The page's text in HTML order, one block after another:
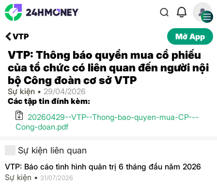
VTP Mở App
VTP: Thông báo quyền mua cổ phiếu
của tổ chức có liên quan đến người nội
bộ Công đoàn cơ sở VTP
Sự kiện • 29/04/2026
Các tập tin đính kèm:
20260429--VTP--Thong-bao-quyen-mua-CP---
Cong-doan.pdf
Sự kiện liên quan
VTP: Báo cáo tình hình quản trị 6 tháng đầu năm 2026
Sự kiện • 31/07/2026